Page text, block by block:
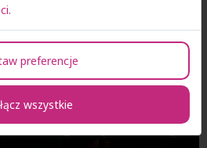
preferencje
wszystkie